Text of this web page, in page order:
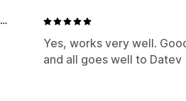
Yes, works very well.
and all goes well to Datev
Bhakti Marga Fundraising